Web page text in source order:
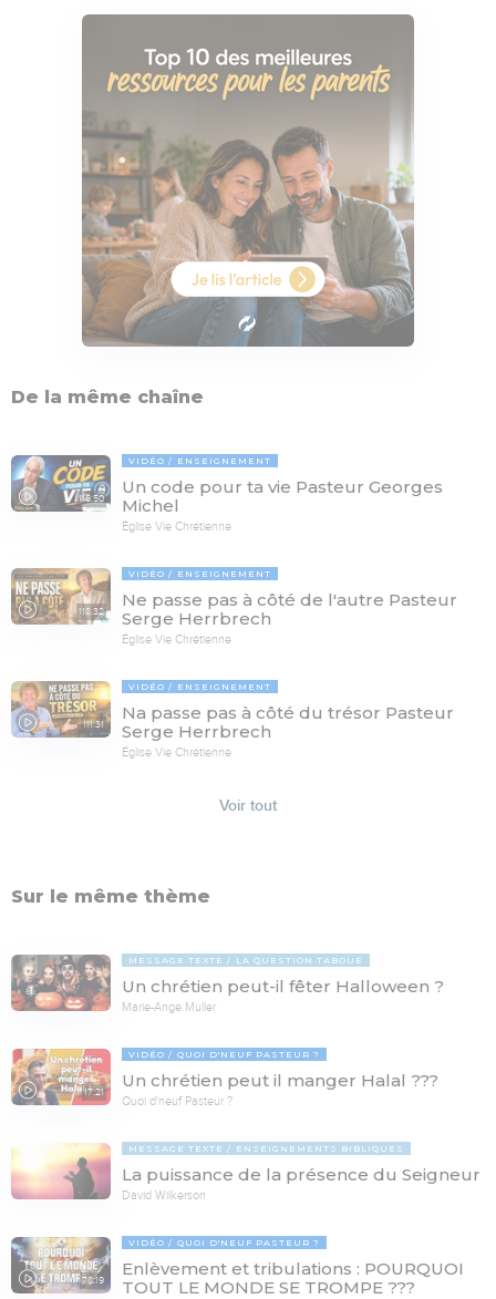
De la même chaîne
116:50
VIDÉO ENSEIGNEMENT
Un code pour ta vie Pasteur Georges
Michel
Église Vie Chrétienne
118:32
VIDÉO ENSEIGNEMENT
Ne passe pas à côté de l'autre Pasteur
Serge Herrbrech
Église Vie Chrétienne
111:31
VIDÉO ENSEIGNEMENT
Na passe pas à côté du trésor Pasteur
Serge Herrbrech
Église Vie Chrétienne
Voir tout
Sur le même thème
MESSAGE TEXTE LA QUESTION TABOUE
Un chrétien peut-il fêter Halloween ?
Marie-Ange Muller
17:21
VIDÉO QUOI D'NEUF PASTEUR ?
Un chrétien peut il manger Halal ???
Quoi d'neuf Pasteur ?
MESSAGE TEXTE ENSEIGNEMENTS BIBLIQUES
La puissance de la présence du Seigneur
David Wilkerson
78:19
VIDÉO QUOI D'NEUF PASTEUR ?
Enlèvement et tribulations : POURQUOI
TOUT LE MONDE SE TROMPE ???